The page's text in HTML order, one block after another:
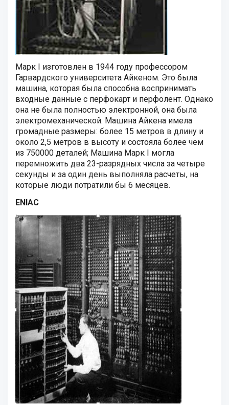
Марк I изготовлен в 1944 году профессором
Гарвардского университета Айкеном. Это была
машина, которая была способна воспринимать
входные данные с перфокарт и перфолент. Однако
она не была полностью электронной, она была
электромеханической. Машина Айкена имела
громадные размеры: более 15 метров в длину и
около 2,5 метров в высоту и состояла более чем
из 750000 деталей; Машина Марк I могла
перемножить два 23-разрядных числа за четыре
секунды и за один день выполняла расчеты, на
которые люди потратили бы 6 месяцев.
ENIAC